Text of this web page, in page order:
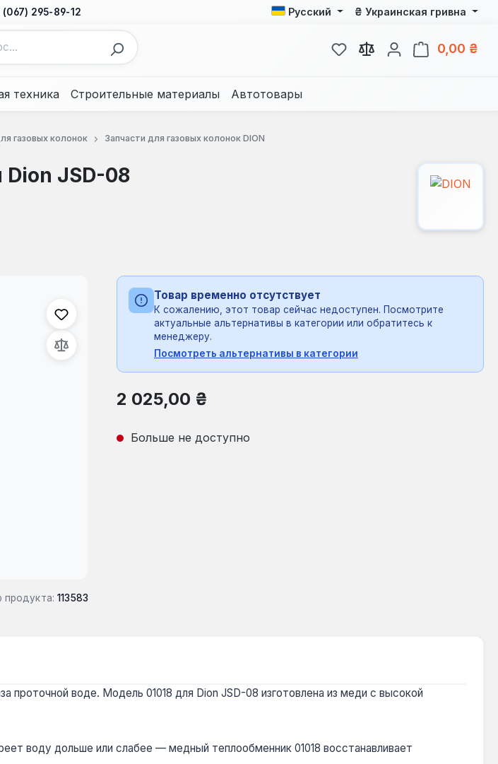
(067) 295-89-12 Русский ₴ Украинская гривна
У вас есть товары из
0,00 ₴
техника Строительные материалы Автотовары
газовых колонок Запчасти для газовых колонок DION
Dion JSD-08
продукта: 113583
Товар временно отсутствует
К сожалению, этот товар сейчас недоступен. Посмотрите
актуальные альтернативы в категории или обратитесь к
менеджеру.
Посмотреть альтернативы в категории
Обычная цена:
2 025,00 ₴
Больше не доступно
проточной воде. Модель 01018 для Dion JSD-08 изготовлена из меди с высокой
воду дольше или слабее — медный теплообменник 01018 восстанавливает